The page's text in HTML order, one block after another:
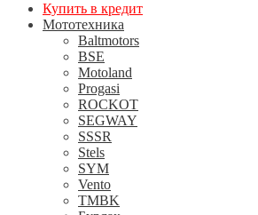
Купить в кредит
Мототехника
Baltmotors
BSE
Motoland
Progasi
ROCKOT
SEGWAY
SSSR
Stels
SYM
Vento
TMBK